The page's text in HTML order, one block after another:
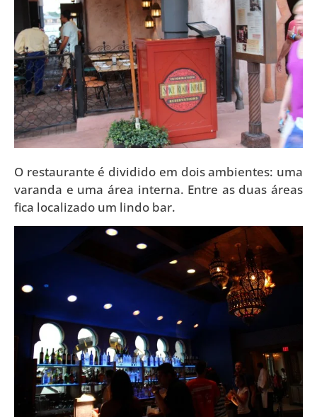
O restaurante é dividido em dois ambientes: uma
varanda e uma área interna. Entre as duas áreas
fica localizado um lindo bar.